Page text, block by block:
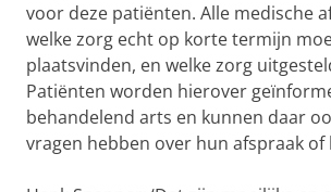
voor deze patiënten. Alle medische
welke zorg echt op korte termijn
plaatsvinden, en welke zorg
Patiënten worden hierover
behandelend arts en kunnen daar
vragen hebben over hun afspraak of